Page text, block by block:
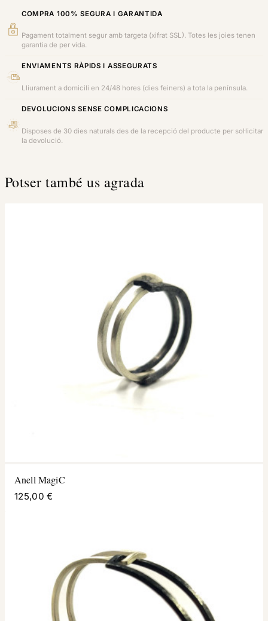
COMPRA 100% SEGURA I GARANTIDA
Pagament totalment segur amb targeta (xifrat SSL). Totes les joies tenen
garantia de per vida.
ENVIAMENTS RÀPIDS I ASSEGURATS
Lliurament a domicili en 24/48 hores (dies feiners) a tota la península.
DEVOLUCIONS SENSE COMPLICACIONS
Disposes de 30 dies naturals des de la recepció del producte per sol·licitar
la devolució.
Potser també us agrada
Anell MagiC
125,00 €